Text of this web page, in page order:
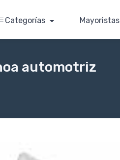
Categorías Mayoristas
automotriz